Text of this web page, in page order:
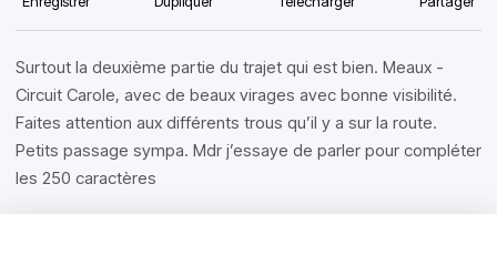
Surtout la deuxième partie du trajet qui est bien. Meaux -
Circuit Carole, avec de beaux virages avec bonne visibilité.
Faites attention aux différents trous qu’il y a sur la route.
Petits passage sympa. Mdr j’essaye de parler pour compléter
les 250 caractères